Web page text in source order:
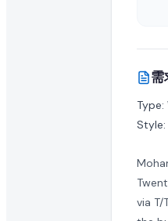
如何响应此 flour 采购需
认证供应商和制造商可以点
EximNext 对我们 B2B 市场
我的报价中需要包含哪
需
Style:
via